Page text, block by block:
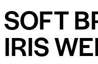
SOFT
IRIS